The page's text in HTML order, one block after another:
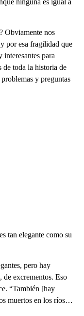
ninguna es igual a
Obviamente nos
por esa fragilidad que
para
de toda la historia de
y preguntas
tan elegante como su
pero hay
de excrementos. Eso
“También [hay
muertos en los ríos…